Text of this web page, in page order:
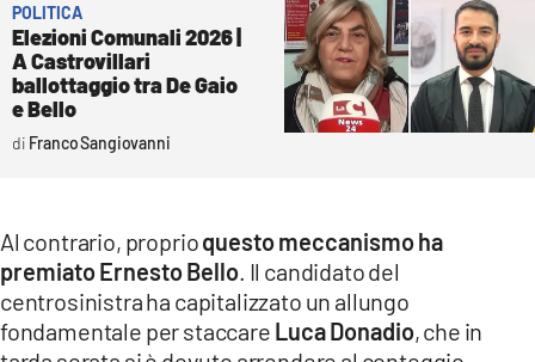
POLITICA
Elezioni Comunali 2026 |
A Castrovillari
ballottaggio tra De Gaio
e Bello
Franco Sangiovanni
Al contrario, proprioquesto meccanismo ha
premiato Ernesto Bello . Il candidato del
centrosinistra ha capitalizzato un allungo
fondamentale per staccare Luca Donadio, che in